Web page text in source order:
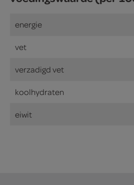
energie
vet
verzadigd vet
koolhydraten
eiwit